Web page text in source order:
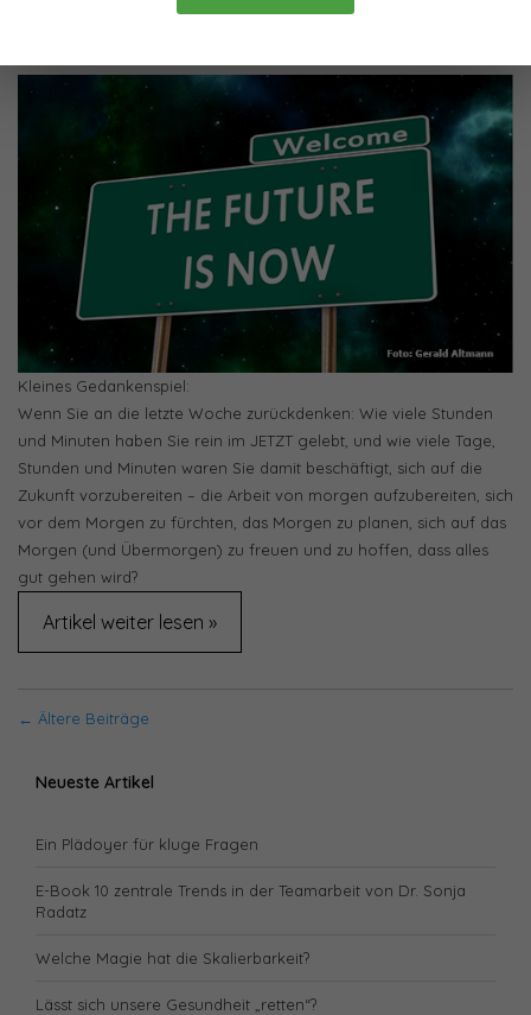
Kleines Gedankenspiel:
Wenn Sie an die letzte Woche zurückdenken: Wie viele Stunden
und Minuten haben Sie rein im JETZT gelebt, und wie viele Tage,
Stunden und Minuten waren Sie damit beschäftigt, sich auf die
Zukunft vorzubereiten – die Arbeit von morgen aufzubereiten, sich
vor dem Morgen zu fürchten, das Morgen zu planen, sich auf das
Morgen (und Übermorgen) zu freuen und zu hoffen, dass alles
gut gehen wird?
Artikel weiter lesen »
← Ältere Beiträge
Neueste Artikel
Ein Plädoyer für kluge Fragen
E-Book 10 zentrale Trends in der Teamarbeit von Dr. Sonja
Radatz
Welche Magie hat die Skalierbarkeit?
Lässt sich unsere Gesundheit „retten“?